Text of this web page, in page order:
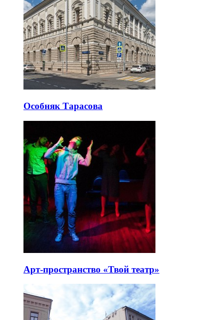
Особняк Тарасова
Арт-пространство «Твой театр»